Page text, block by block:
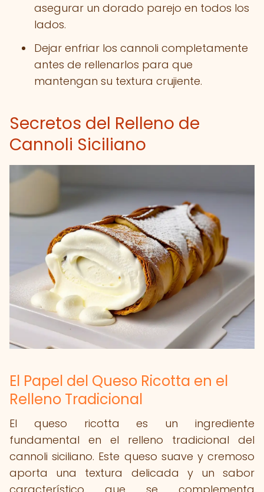
asegurar un dorado parejo en todos los
lados.
Dejar enfriar los cannoli completamente
antes de rellenarlos para que
mantengan su textura crujiente.
Secretos del Relleno de
Cannoli Siciliano
El Papel del Queso Ricotta en el
Relleno Tradicional
El queso ricotta es un ingrediente
fundamental en el relleno tradicional del
cannoli siciliano. Este queso suave y cremoso
aporta una textura delicada y un sabor